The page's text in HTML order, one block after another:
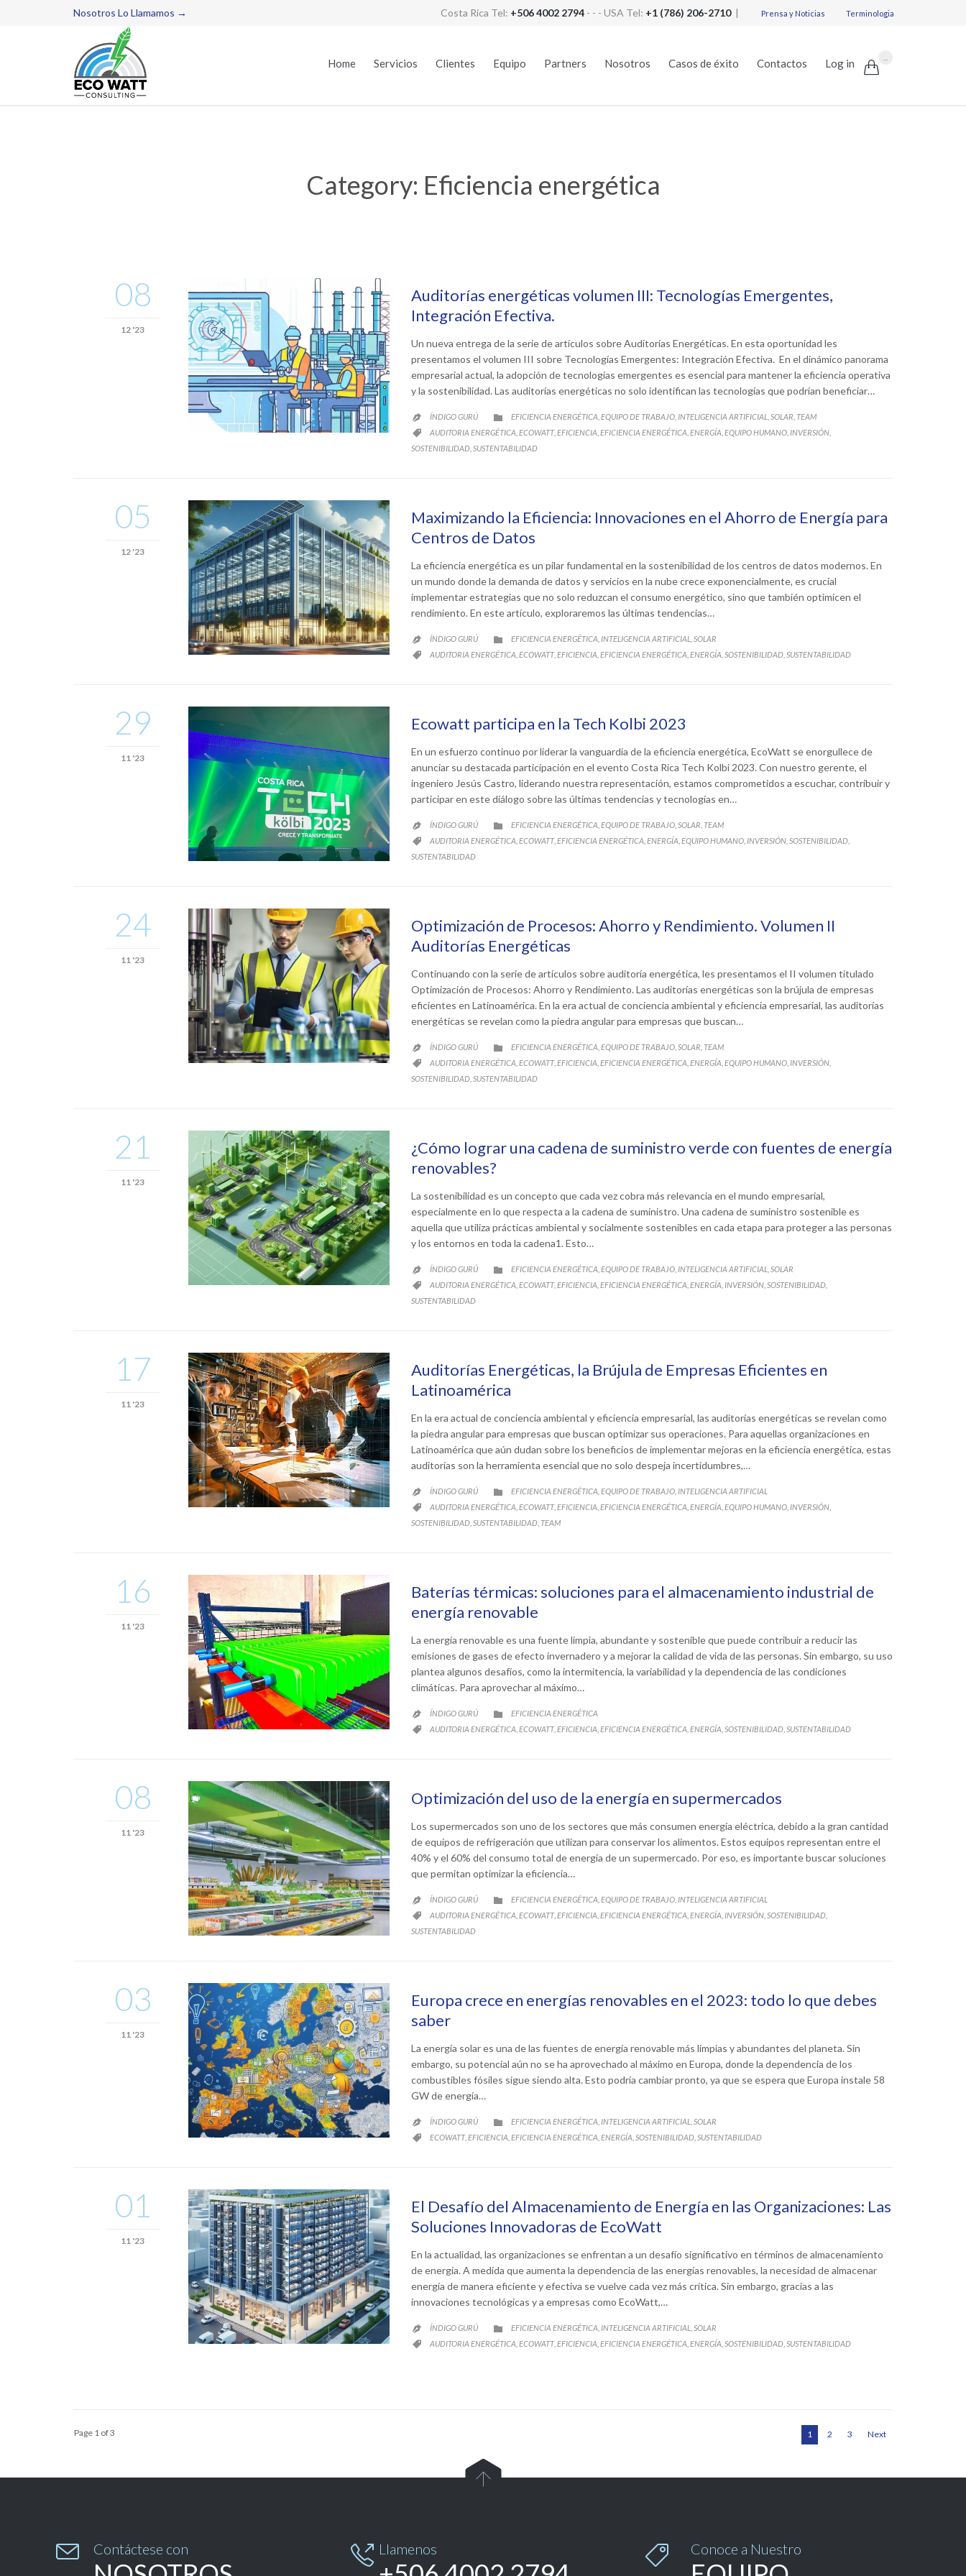
Nosotros Lo Llamamos → Costa Rica Tel: +506 4002 2794 - - - USA Tel: +1 (786) 206-2710| Prensa y Noticias Terminologia
Skip
to
Home Servicios Clientes Equipo Partners Nosotros Casos de éxito Contactos Log in 
Category: Eficiencia energética
08
12 '23
Auditorías energéticas volumen III: Tecnologías Emergentes,
Integración Efectiva.
Un nueva entrega de la serie de artículos sobre Auditorías Energéticas. En esta oportunidad les
presentamos el volumen III sobre Tecnologías Emergentes: Integración Efectiva. En el dinámico panorama
empresarial actual, la adopción de tecnologías emergentes es esencial para mantener la eficiencia operativa
y la sostenibilidad. Las auditorías energéticas no solo identifican las tecnologías que podrían beneficiar…
 ÍNDIGO GURÚ  CATEGORY
EFICIENCIA ENERGÉTICA EQUIPO DE TRABAJO INTELIGENCIA ARTIFICIAL SOLAR TEAM

CATEGORY
AUDITORIA ENERGÉTICA ECOWATT, EFICIENCIA EFICIENCIA ENERGÉTICA ENERGÍA EQUIPO HUMANO INVERSIÓN
SOSTENIBILIDAD SUSTENTABILIDAD
05
12 '23
Maximizando la Eficiencia: Innovaciones en el Ahorro de Energía para
Centros de Datos
La eficiencia energética es un pilar fundamental en la sostenibilidad de los centros de datos modernos. En
un mundo donde la demanda de datos y servicios en la nube crece exponencialmente, es crucial
implementar estrategias que no solo reduzcan el consumo energético, sino que también optimicen el
rendimiento. En este artículo, exploraremos las últimas tendencias…
 ÍNDIGO GURÚ  CATEGORY
EFICIENCIA ENERGÉTICA INTELIGENCIA ARTIFICIAL SOLAR

CATEGORY
AUDITORIA ENERGÉTICA ECOWATT, EFICIENCIA EFICIENCIA ENERGÉTICA ENERGÍA SOSTENIBILIDAD SUSTENTABILIDAD
29
11 '23
Ecowatt participa en la Tech Kolbi 2023
En un esfuerzo continuo por liderar la vanguardia de la eficiencia energética, EcoWatt se enorgullece de
anunciar su destacada participación en el evento Costa Rica Tech Kolbi 2023. Con nuestro gerente, el
ingeniero Jesús Castro, liderando nuestra representación, estamos comprometidos a escuchar, contribuir y
participar en este diálogo sobre las últimas tendencias y tecnologías en…
 ÍNDIGO GURÚ  CATEGORY
EFICIENCIA ENERGÉTICA EQUIPO DE TRABAJO SOLAR TEAM

CATEGORY
AUDITORIA ENERGÉTICA ECOWATT, EFICIENCIA ENERGÉTICA ENERGÍA EQUIPO HUMANO INVERSIÓN SOSTENIBILIDAD
SUSTENTABILIDAD
24
11 '23
Optimización de Procesos: Ahorro y Rendimiento. Volumen II
Auditorías Energéticas
Continuando con la serie de artículos sobre auditoría energética, les presentamos el II volumen titulado
Optimización de Procesos: Ahorro y Rendimiento. Las auditorías energéticas son la brújula de empresas
eficientes en Latinoamérica. En la era actual de conciencia ambiental y eficiencia empresarial, las auditorías
energéticas se revelan como la piedra angular para empresas que buscan…
 ÍNDIGO GURÚ  CATEGORY
EFICIENCIA ENERGÉTICA EQUIPO DE TRABAJO SOLAR TEAM

CATEGORY
AUDITORIA ENERGÉTICA ECOWATT, EFICIENCIA EFICIENCIA ENERGÉTICA ENERGÍA EQUIPO HUMANO INVERSIÓN
SOSTENIBILIDAD SUSTENTABILIDAD
21
11 '23
¿Cómo lograr una cadena de suministro verde con fuentes de energía
renovables?
La sostenibilidad es un concepto que cada vez cobra más relevancia en el mundo empresarial,
especialmente en lo que respecta a la cadena de suministro. Una cadena de suministro sostenible es
aquella que utiliza prácticas ambiental y socialmente sostenibles en cada etapa para proteger a las personas
y los entornos en toda la cadena1. Esto…
 ÍNDIGO GURÚ  CATEGORY
EFICIENCIA ENERGÉTICA EQUIPO DE TRABAJO INTELIGENCIA ARTIFICIAL SOLAR

CATEGORY
AUDITORIA ENERGÉTICA ECOWATT, EFICIENCIA EFICIENCIA ENERGÉTICA ENERGÍA INVERSIÓN SOSTENIBILIDAD
SUSTENTABILIDAD
17
11 '23
Auditorías Energéticas, la Brújula de Empresas Eficientes en
Latinoamérica
En la era actual de conciencia ambiental y eficiencia empresarial, las auditorías energéticas se revelan como
la piedra angular para empresas que buscan optimizar sus operaciones. Para aquellas organizaciones en
Latinoamérica que aún dudan sobre los beneficios de implementar mejoras en la eficiencia energética, estas
auditorías son la herramienta esencial que no solo despeja incertidumbres,…
 ÍNDIGO GURÚ  CATEGORY
EFICIENCIA ENERGÉTICA EQUIPO DE TRABAJO INTELIGENCIA ARTIFICIAL

CATEGORY
AUDITORIA ENERGÉTICA ECOWATT, EFICIENCIA EFICIENCIA ENERGÉTICA ENERGÍA EQUIPO HUMANO INVERSIÓN
SOSTENIBILIDAD SUSTENTABILIDAD TEAM
16
11 '23
Baterías térmicas: soluciones para el almacenamiento industrial de
energía renovable
La energía renovable es una fuente limpia, abundante y sostenible que puede contribuir a reducir las
emisiones de gases de efecto invernadero y a mejorar la calidad de vida de las personas. Sin embargo, su uso
plantea algunos desafíos, como la intermitencia, la variabilidad y la dependencia de las condiciones
climáticas. Para aprovechar al máximo…
 ÍNDIGO GURÚ  CATEGORY
EFICIENCIA ENERGÉTICA

CATEGORY
AUDITORIA ENERGÉTICA ECOWATT, EFICIENCIA EFICIENCIA ENERGÉTICA ENERGÍA SOSTENIBILIDAD SUSTENTABILIDAD
08
11 '23
Optimización del uso de la energía en supermercados
Los supermercados son uno de los sectores que más consumen energía eléctrica, debido a la gran cantidad
de equipos de refrigeración que utilizan para conservar los alimentos. Estos equipos representan entre el
40% y el 60% del consumo total de energía de un supermercado. Por eso, es importante buscar soluciones
que permitan optimizar la eficiencia…
 ÍNDIGO GURÚ  CATEGORY
EFICIENCIA ENERGÉTICA EQUIPO DE TRABAJO INTELIGENCIA ARTIFICIAL

CATEGORY
AUDITORIA ENERGÉTICA ECOWATT, EFICIENCIA EFICIENCIA ENERGÉTICA ENERGÍA INVERSIÓN SOSTENIBILIDAD
SUSTENTABILIDAD
03
11 '23
Europa crece en energías renovables en el 2023: todo lo que debes
saber
La energía solar es una de las fuentes de energía renovable más limpias y abundantes del planeta. Sin
embargo, su potencial aún no se ha aprovechado al máximo en Europa, donde la dependencia de los
combustibles fósiles sigue siendo alta. Esto podría cambiar pronto, ya que se espera que Europa instale 58
GW de energía…
 ÍNDIGO GURÚ  CATEGORY
EFICIENCIA ENERGÉTICA INTELIGENCIA ARTIFICIAL SOLAR

CATEGORY
ECOWATT, EFICIENCIA EFICIENCIA ENERGÉTICA ENERGÍA SOSTENIBILIDAD SUSTENTABILIDAD
01
11 '23
El Desafío del Almacenamiento de Energía en las Organizaciones: Las
Soluciones Innovadoras de EcoWatt
En la actualidad, las organizaciones se enfrentan a un desafío significativo en términos de almacenamiento
de energía. A medida que aumenta la dependencia de las energías renovables, la necesidad de almacenar
energía de manera eficiente y efectiva se vuelve cada vez más crítica. Sin embargo, gracias a las
innovaciones tecnológicas y a empresas como EcoWatt,…
 ÍNDIGO GURÚ  CATEGORY
EFICIENCIA ENERGÉTICA INTELIGENCIA ARTIFICIAL SOLAR

CATEGORY
AUDITORIA ENERGÉTICA ECOWATT, EFICIENCIA EFICIENCIA ENERGÉTICA ENERGÍA SOSTENIBILIDAD SUSTENTABILIDAD
Page 1 of 3 1 2 3 Next

 Contáctese con  Llamenos  Conoce a Nuestro